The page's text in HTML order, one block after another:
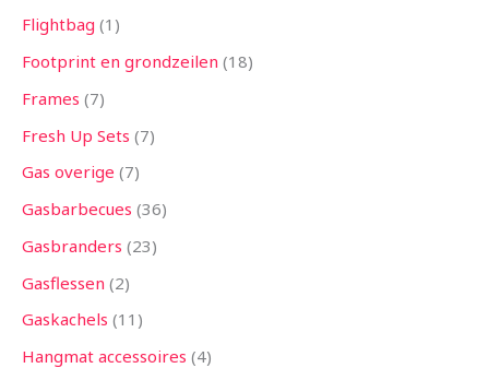
Flightbag 1
Footprint en grondzeilen 18
Frames 7
Fresh Up Sets 7
Gas overige 7
Gasbarbecues 36
Gasbranders 23
Gasflessen 2
Gaskachels 11
Hangmat accessoires 4